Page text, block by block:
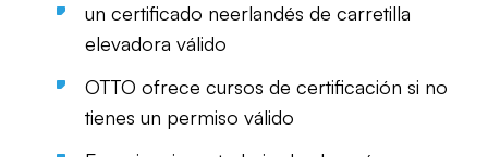
un certificado neerlandés de carretilla
elevadora válido
OTTO ofrece cursos de certificación si no
tienes un permiso válido